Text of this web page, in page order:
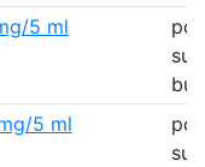
5 ml
5 ml